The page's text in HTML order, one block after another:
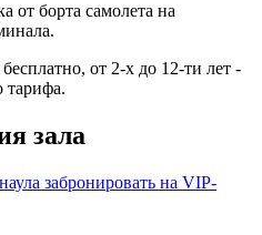
от борта самолета на
от 2-х до 12-ти лет -
тарифа.
зала